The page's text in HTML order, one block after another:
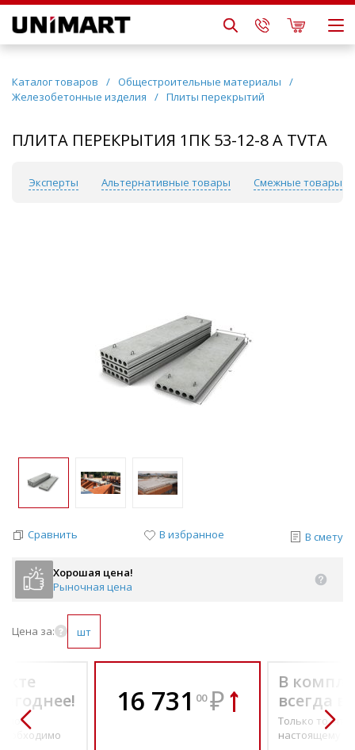
Каталог товаров / Общестроительные материалы
/
Железобетонные изделия
/ Плиты перекрытий
ПЛИТА ПЕРЕКРЫТИЯ 1ПК 53-12-8 А ТVТА
Эксперты Альтернативные товары Смежные товары
Сравнить В избранное В смету
Хорошая цена!
Рыночная цена
Цена за: шт
по-
16 731 00 ₽
В
всегда
Только то, что
настоящему